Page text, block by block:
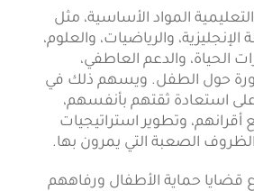
المواد الأساسية، مثل
الإنجليزية، والرياضيات، والعلوم،
الحياة، والدعم العاطفي،
حول الطفل. ويسهم ذلك في
استعادة ثقتهم بأنفسهم،
أقرانهم، وتطوير استراتيجيات
الصعبة التي يمرون بها.
قضايا حماية الأطفال ورفاههم